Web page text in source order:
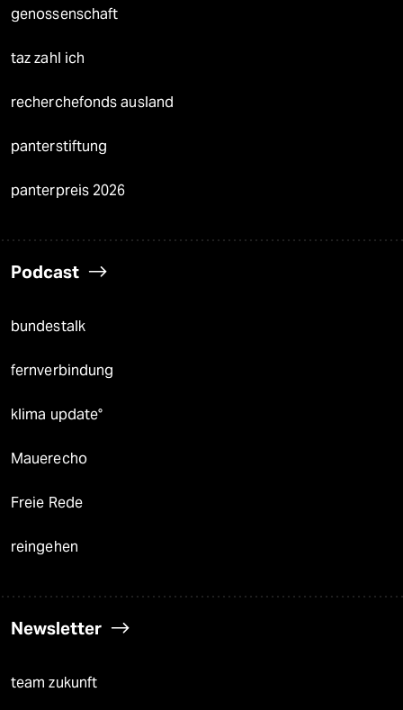
genossenschaft
taz zahl ich
recherchefonds ausland
panterstiftung
panterpreis 2026
Podcast
bundestalk
fernverbindung
klima update°
Mauerecho
Freie Rede
reingehen
Newsletter
team zukunft